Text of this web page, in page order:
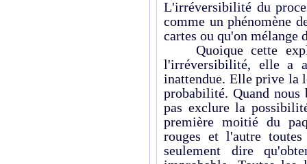
L'irréversibilité du
comme un phénomène
cartes ou qu'on mélange
Quoique cette
l'irréversibilité, elle a
inattendue. Elle prive la
probabilité. Quand nous
pas exclure la
première moitié du
rouges et l'autre
seulement dire